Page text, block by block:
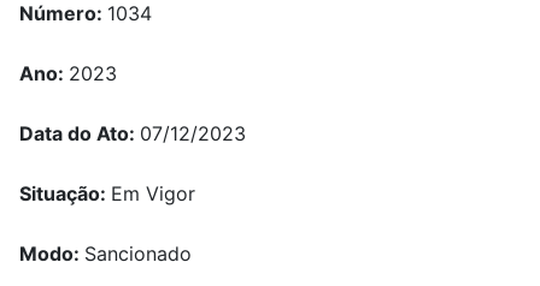
Número: 1034
Ano: 2023
Data do Ato: 07/12/2023
Situação: Em Vigor
Modo: Sancionado